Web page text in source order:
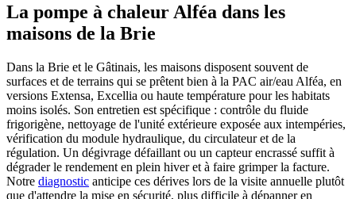
La pompe à chaleur Alféa dans les
maisons de la Brie
Dans la Brie et le Gâtinais, les maisons disposent souvent de
surfaces et de terrains qui se prêtent bien à la PAC air/eau Alféa, en
versions Extensa, Excellia ou haute température pour les habitats
moins isolés. Son entretien est spécifique : contrôle du fluide
frigorigène, nettoyage de l'unité extérieure exposée aux intempéries,
vérification du module hydraulique, du circulateur et de la
régulation. Un dégivrage défaillant ou un capteur encrassé suffit à
dégrader le rendement en plein hiver et à faire grimper la facture.
Notre diagnostic anticipe ces dérives lors de la visite annuelle plutôt
que d'attendre la mise en sécurité, plus difficile à dépanner en